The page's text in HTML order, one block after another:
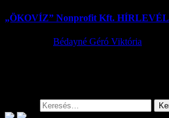
„ÖKOVÍZ” Nonprofit Kft. HÍRLEVÉL
Bédayné Géró Viktória